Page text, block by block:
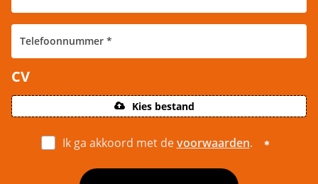
CV
Kies bestand
Ik ga akkoord met devoorwaarden.